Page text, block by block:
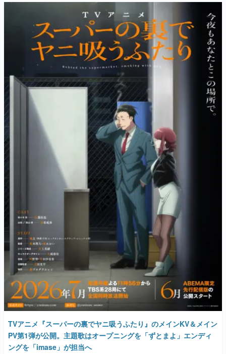
TVアニメ『スーパーの裏でヤニ吸うふたり』のメインKV＆メイン
PV第1弾が公開。主題歌はオープニングを「ずとまよ」エンディ
ングを「imase」が担当へ